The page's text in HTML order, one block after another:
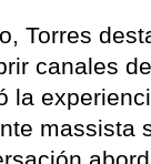
Torres
canales
la
massista